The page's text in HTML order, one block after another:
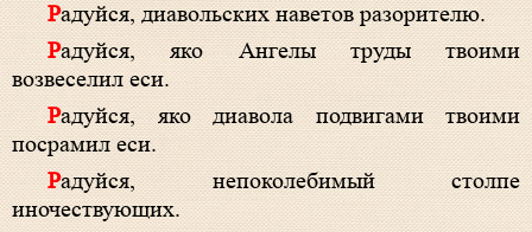
Радуйся, диавольских наветов разорителю.
Радуйся, яко Ангелы труды твоими
возвеселил еси.
Радуйся, яко диавола подвигами твоими
посрамил еси.
Радуйся, непоколебимый столпе
иночествующих.